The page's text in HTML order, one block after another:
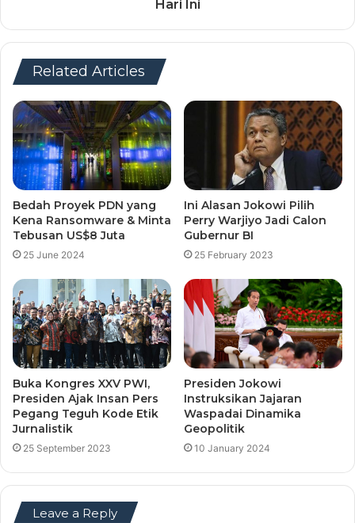
Hari Ini
Related Articles
Bedah Proyek PDN yang
Kena Ransomware & Minta
Tebusan US$8 Juta
25 June 2024
Ini Alasan Jokowi Pilih
Perry Warjiyo Jadi Calon
Gubernur BI
25 February 2023
Buka Kongres XXV PWI,
Presiden Ajak Insan Pers
Pegang Teguh Kode Etik
Jurnalistik
25 September 2023
Presiden Jokowi
Instruksikan Jajaran
Waspadai Dinamika
Geopolitik
10 January 2024
Leave a Reply